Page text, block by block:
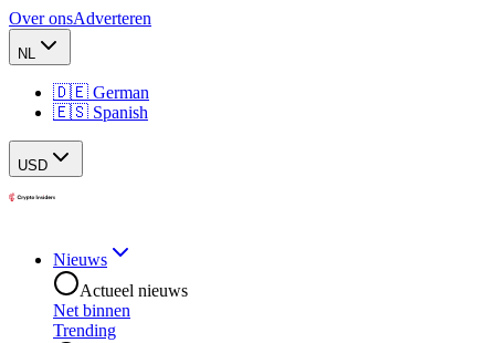
Over onsAdverteren
NL
🇩🇪 German
🇪🇸 Spanish
USD
Nieuws
Actueel nieuws
Net binnen
Trending